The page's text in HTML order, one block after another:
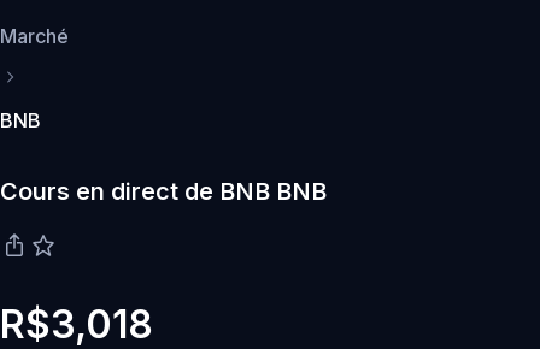
Marché
BNB
Cours en direct de BNB BNB
R$3,018